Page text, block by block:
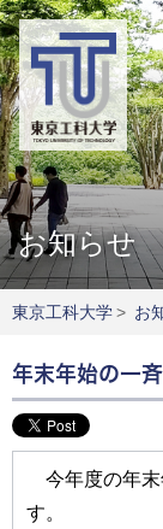
お知らせ
東京工科大学> お
年末年始の一
今年度の年末
す。